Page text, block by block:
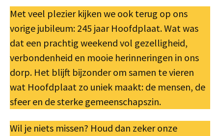
Met veel plezier kijken we ook terug op ons
vorige jubileum: 245 jaar Hoofdplaat. Wat was
dat een prachtig weekend vol gezelligheid,
verbondenheid en mooie herinneringen in ons
dorp. Het blijft bijzonder om samen te vieren
wat Hoofdplaat zo uniek maakt: de mensen, de
sfeer en de sterke gemeenschapszin.
Wil je niets missen? Houd dan zeker onze